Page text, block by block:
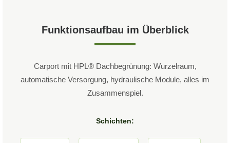
Funktionsaufbau im Überblick
Carport mit HPL® Dachbegrünung: Wurzelraum,
automatische Versorgung, hydraulische Module, alles im
Zusammenspiel.
Schichten: